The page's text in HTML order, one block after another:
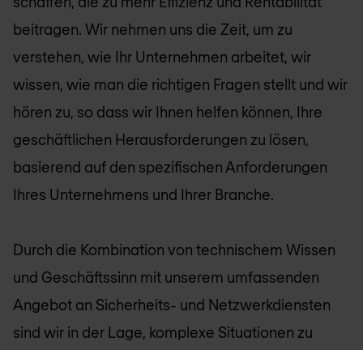
beitragen. Wir nehmen uns die Zeit, um zu
verstehen, wie Ihr Unternehmen arbeitet, wir
wissen, wie man die richtigen Fragen stellt und wir
hören zu, so dass wir Ihnen helfen können, Ihre
geschäftlichen Herausforderungen zu lösen,
basierend auf den spezifischen Anforderungen
Ihres Unternehmens und Ihrer Branche.
Durch die Kombination von technischem Wissen
und Geschäftssinn mit unserem umfassenden
Angebot an Sicherheits- und Netzwerkdiensten
sind wir in der Lage, komplexe Situationen zu